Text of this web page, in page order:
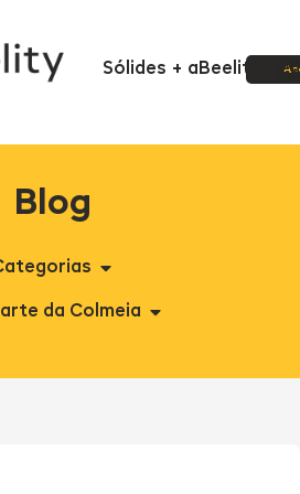
Sólides + aBeelity
Blog
da Colmeia